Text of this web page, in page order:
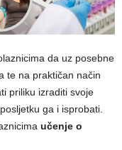
da uz posebne
te na praktičan način
priliku izraditi svoje
ga i isprobati.
učenje o